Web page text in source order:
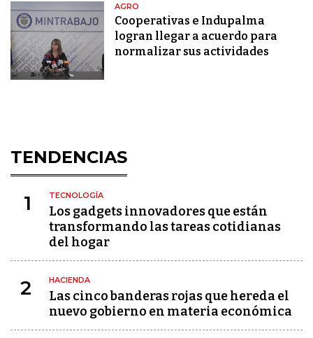
AGRO
Cooperativas e Indupalma
logran llegar a acuerdo para
normalizar sus actividades
TENDENCIAS
1 TECNOLOGÍA
Los gadgets innovadores que están
transformando las tareas cotidianas
del hogar
2 HACIENDA
Las cinco banderas rojas que hereda el
nuevo gobierno en materia económica